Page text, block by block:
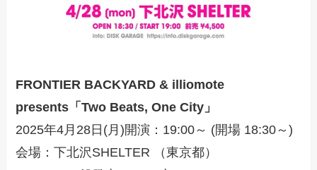
FRONTIER BACKYARD & illiomote
presents 「Two Beats, One City」
2025年4月28日(月)開演：19:00～ (開場 18:30～)
会場：下北沢SHELTER （東京都）